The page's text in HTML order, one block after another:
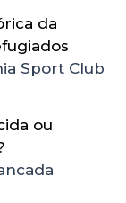
da
Sport Club
ou